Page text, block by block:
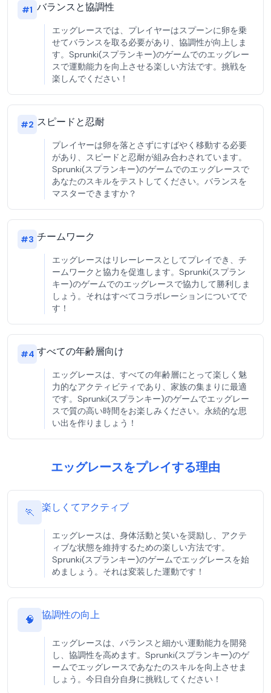
#1 バランスと協調性
エッグレースでは、プレイヤーはスプーンに卵を乗
せてバランスを取る必要があり、協調性が向上しま
す。Sprunki(スプランキー)のゲームでのエッグレー
スで運動能力を向上させる楽しい方法です。挑戦を
楽しんでください！
#2 スピードと忍耐
プレイヤーは卵を落とさずにすばやく移動する必要
があり、スピードと忍耐が組み合わされています。
Sprunki(スプランキー)のゲームでのエッグレースで
あなたのスキルをテストしてください。バランスを
マスターできますか？
#3 チームワーク
エッグレースはリレーレースとしてプレイでき、チ
ームワークと協力を促進します。Sprunki(スプラン
キー)のゲームでのエッグレースで協力して勝利しま
しょう。それはすべてコラボレーションについてで
す！
#4 すべての年齢層向け
エッグレースは、すべての年齢層にとって楽しく魅
力的なアクティビティであり、家族の集まりに最適
です。Sprunki(スプランキー)のゲームでエッグレー
スで質の高い時間をお楽しみください。永続的な思
い出を作りましょう！
エッグレースをプレイする理由
🏃 楽しくてアクティブ
エッグレースは、身体活動と笑いを奨励し、アクテ
ィブな状態を維持するための楽しい方法です。
Sprunki(スプランキー)のゲームでエッグレースを始
めましょう。それは変装した運動です！
🧠 協調性の向上
エッグレースは、バランスと細かい運動能力を開発
し、協調性を高めます。Sprunki(スプランキー)のゲ
ームでエッグレースであなたのスキルを向上させま
しょう。今日自分自身に挑戦してください！